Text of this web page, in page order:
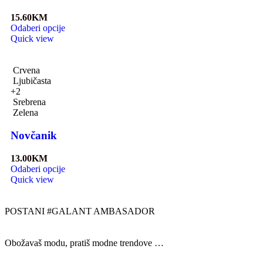
15.60KM
Odaberi opcije
Quick view
Crvena
Ljubičasta
+2
Srebrena
Zelena
Novčanik
13.00KM
Odaberi opcije
Quick view
POSTANI #GALANT AMBASADOR
Obožavaš modu, pratiš modne trendove …